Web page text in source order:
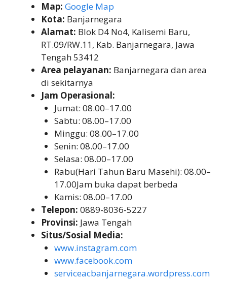
Map: Google Map
Kota: Banjarnegara
Alamat: Blok D4 No4, Kalisemi Baru,
RT.09/RW.11, Kab. Banjarnegara, Jawa
Tengah 53412
Area pelayanan: Banjarnegara dan area
di sekitarnya
Jam Operasional:
Jumat: 08.00–17.00
Sabtu: 08.00–17.00
Minggu: 08.00–17.00
Senin: 08.00–17.00
Selasa: 08.00–17.00
Rabu(Hari Tahun Baru Masehi): 08.00–
17.00Jam buka dapat berbeda
Kamis: 08.00–17.00
Telepon: 0889-8036-5227
Provinsi: Jawa Tengah
Situs/Sosial Media:
www.instagram.com
www.facebook.com
serviceacbanjarnegara.wordpress.com